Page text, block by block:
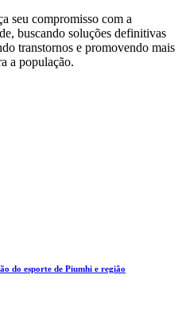
seu compromisso com a
buscando soluções definitivas
transtornos e promovendo mais
a população.
do esporte de Piumhi e região